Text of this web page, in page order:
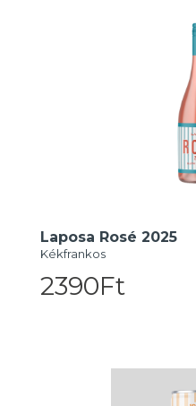
Laposa Rosé 2025
Kékfrankos
2390Ft